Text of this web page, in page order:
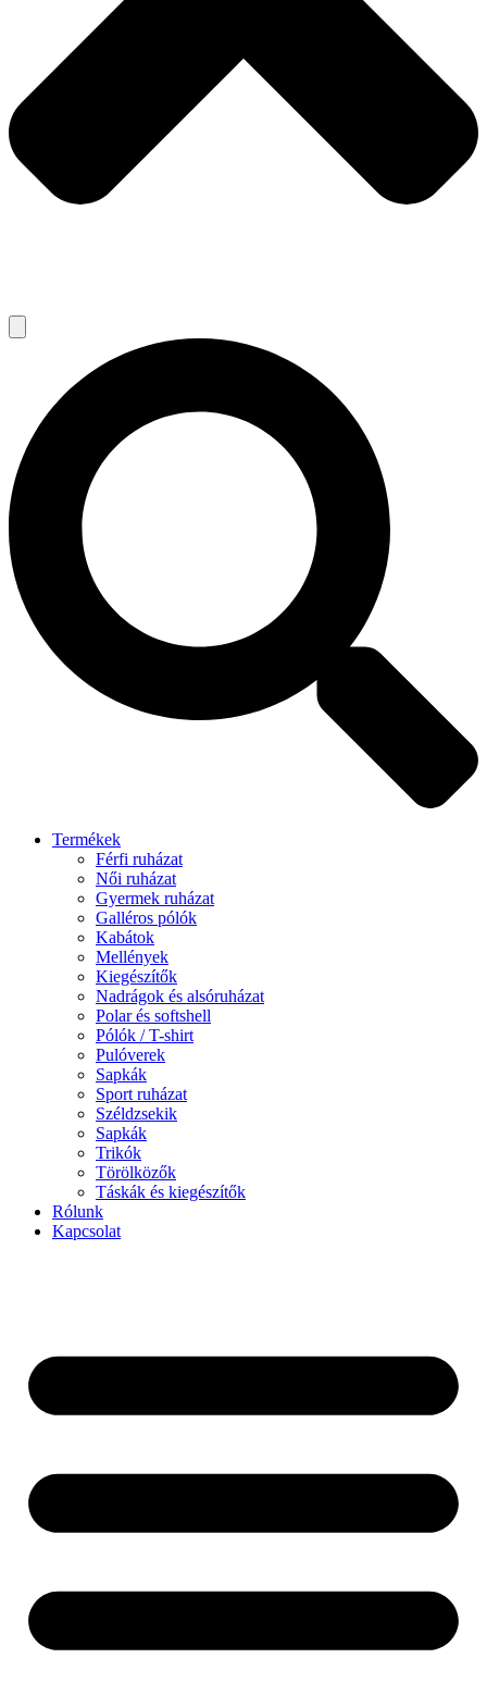
Termékek
Férfi ruházat
Női ruházat
Gyermek ruházat
Galléros pólók
Kabátok
Mellények
Kiegészítők
Nadrágok és alsóruházat
Polar és softshell
Pólók / T-shirt
Pulóverek
Sapkák
Sport ruházat
Széldzsekik
Sapkák
Trikók
Törölközők
Táskák és kiegészítők
Rólunk
Kapcsolat